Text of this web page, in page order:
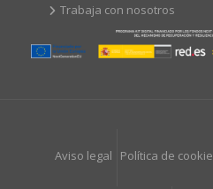
Trabaja con nosotros
Aviso legal Política de